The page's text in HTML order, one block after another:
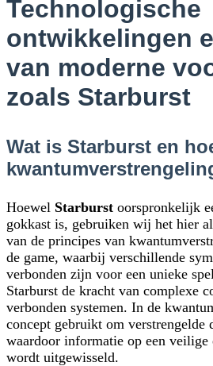
Technologische
ontwikkelingen
van moderne
zoals Starburst
Wat is Starburst en
Hoewel Starburst oorspronkelijk
gokkast is, gebruiken wij het hier
van de principes van
de game, waarbij verschillende
verbonden zijn voor een unieke
Starburst de kracht van complexe
verbonden systemen. In de
concept gebruikt om verstrengelde
waardoor informatie op een
wordt uitgewisseld.